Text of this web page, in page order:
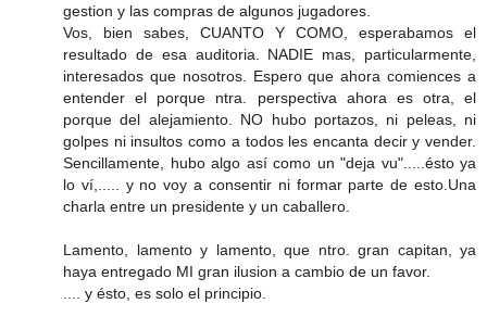
gestion y las compras de algunos jugadores.
Vos, bien sabes, CUANTO Y COMO, esperabamos el
resultado de esa auditoria. NADIE mas, particularmente,
interesados que nosotros. Espero que ahora comiences a
entender el porque ntra. perspectiva ahora es otra, el
porque del alejamiento. NO hubo portazos, ni peleas, ni
golpes ni insultos como a todos les encanta decir y vender.
Sencillamente, hubo algo así como un "deja vu".....ésto ya
lo ví,..... y no voy a consentir ni formar parte de esto.Una
charla entre un presidente y un caballero.
Lamento, lamento y lamento, que ntro. gran capitan, ya
haya entregado MI gran ilusion a cambio de un favor.
.... y ésto, es solo el principio.